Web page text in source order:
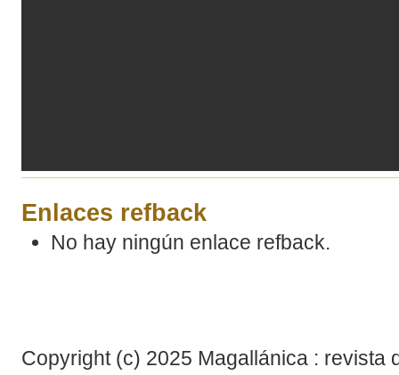
Enlaces refback
No hay ningún enlace refback.
Copyright (c) 2025 Magallánica : revista